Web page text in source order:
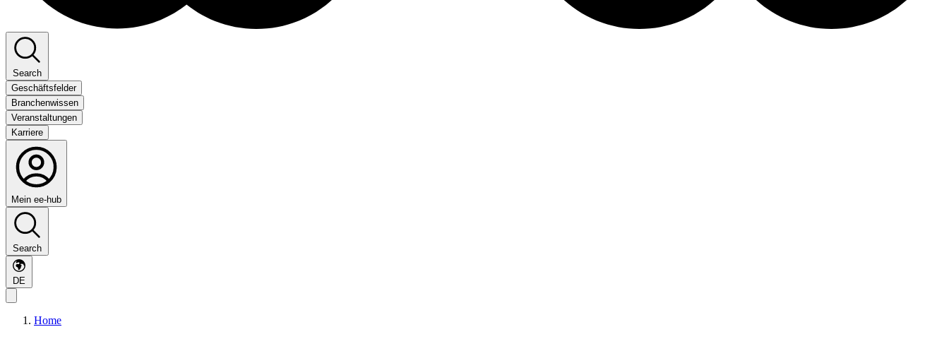
Search
Geschäftsfelder
Branchenwissen
Veranstaltungen
Karriere
Mein ee-hub
Search
DE
Home